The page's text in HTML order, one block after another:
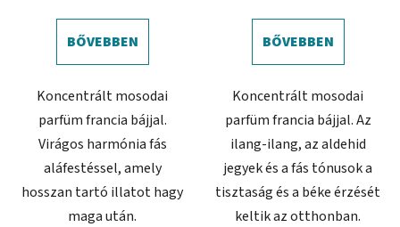
5-
ből
csillag.
BŐVEBBEN
Koncentrált mosodai
parfüm francia bájjal.
Virágos harmónia fás
aláfestéssel, amely
hosszan tartó illatot hagy
maga után.
5-
ből
csillag.
BŐVEBBEN
Koncentrált mosodai
parfüm francia bájjal. Az
ilang-ilang, az aldehid
jegyek és a fás tónusok a
tisztaság és a béke érzését
keltik az otthonban.